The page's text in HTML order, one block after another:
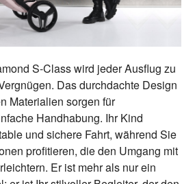
S-Class wird jeder Ausflug zu
Das durchdachte Design
Materialien sorgen für
Handhabung. Ihr Kind
und sichere Fahrt, während Sie
profitieren, die den Umgang mit
Er ist mehr als nur ein